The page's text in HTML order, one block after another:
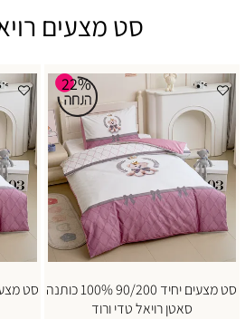
סט מצעים
22%
סט מצעים יחיד 90/200 100% כותנה
סאטן רויאל טדי ורוד